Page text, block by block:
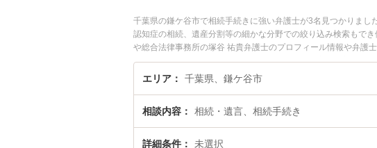
千葉県の鎌ケ谷市で相続手続きに強い弁護士が3名見つかりま
認知症の相続、遺産分割等の細かな分野での絞り込み検索もで
や総合法律事務所の塚谷 祐貴弁護士のプロフィール情報や弁護
士に相談したい』『相続手続きのトラブル解決の実績豊富な近
どでお困りの相談者さんにおすすめです。
エリア 千葉県、鎌ケ谷市
相談内容 相続・遺言、相続手続き
詳細条件 未選択